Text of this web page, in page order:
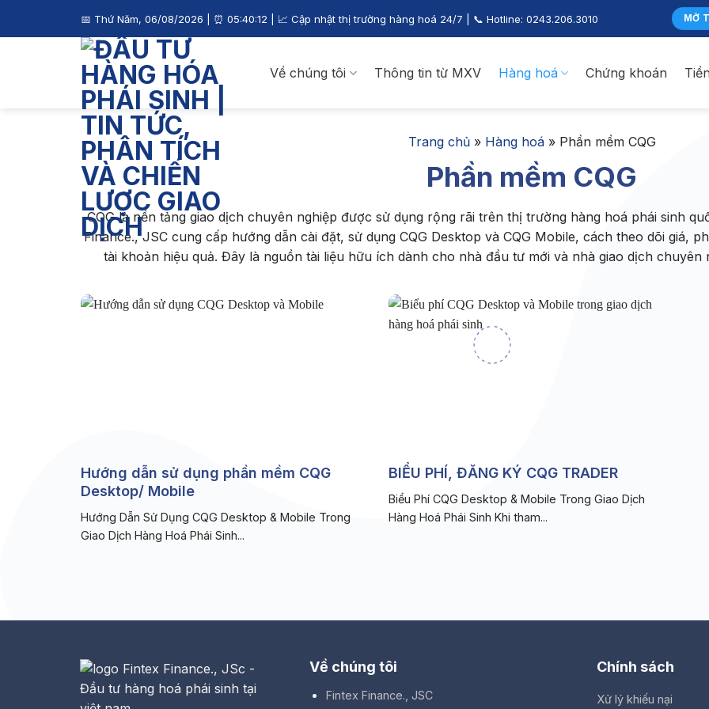
📅 Thứ Năm, 06/08/2026 | ⏰ 05:40:13 | 📈 Cập nhật thị trường hàng hoá 24/7 | 📞 Hotline: 0243.206.3010 MỞ
Về chúng tôi Thông tin từ MXV Hàng hoá Chứng khoán
Trang chủ» Hàng hoá» Phần mềm CQG
Phần mềm CQG
CQG là nền tảng giao dịch chuyên nghiệp được sử dụng rộng rãi trên thị trường hàng hoá phái sinh
Finance., JSC cung cấp hướng dẫn cài đặt, sử dụng CQG Desktop và CQG Mobile, cách theo dõi giá,
tài khoản hiệu quả. Đây là nguồn tài liệu hữu ích dành cho nhà đầu tư mới và nhà giao dịch
Hướng dẫn sử dụng phần mềm CQG
Desktop/ Mobile
Hướng Dẫn Sử Dụng CQG Desktop & Mobile Trong
Giao Dịch Hàng Hoá Phái Sinh...
BIỂU PHÍ, ĐĂNG KÝ CQG TRADER
Biểu Phí CQG Desktop & Mobile Trong Giao Dịch
Hàng Hoá Phái Sinh Khi tham...
Về chúng tôi
Fintex Finance., JSC
Chính sách
Xử lý khiếu nại